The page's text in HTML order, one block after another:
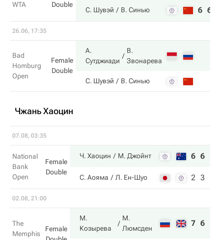
WTA
Double
С. Шувэй В. Синью 6 6
26.06, 17:35
Bad
Homburg
Open
Female
Double
А.
Сутджиади
В.
Звонарева
С. Шувэй В. Синью
Чжань Хаоцин
07.08, 03:35
National
Bank
Open
Female
Double
Ч. Хаоцин М. Джойнт 6 6
С. Аояма Л. Ен-Шуо 2 3
02.08, 21:00
The
Memphis
Female
М.
Козырева
М.
Люмсден
7 6